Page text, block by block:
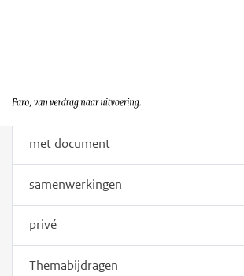
alles
met document
samenwerkingen
privé
Themabijdragen